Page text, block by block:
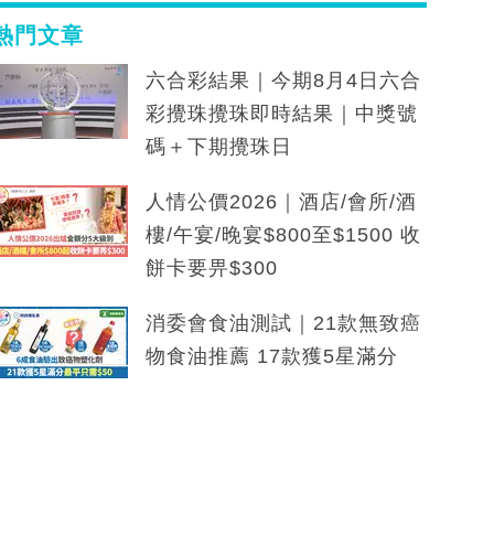
門文章
六合彩結果｜今期8月4日六合
彩攪珠攪珠即時結果｜中獎號
碼＋下期攪珠日
人情公價2026｜酒店/會所/酒
樓/午宴/晚宴$800至$1500 收
餅卡要畀$300
消委會食油測試｜21款無致癌
物食油推薦 17款獲5星滿分